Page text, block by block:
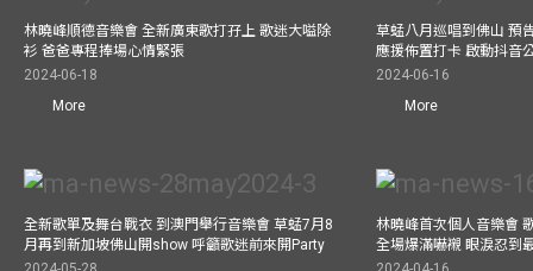
林曉峰順德音樂會 全新廣東歌打孖上 歌迷大嗌除
衫 爸爸專程捧場心情緊張
2024-06-18
More
草蜢八月巡唱到佛山 預
應援佈置打卡 啟動抖音
2024-06-16
More
全新歌單及舞台戰衣 到澳門舉行音樂會 草蜢7月8
月再到新加坡佛山開show 呼籲歌迷前來開Party
林曉峰首次個人音樂會
全場爆滿嚇襯 眼淚忍到